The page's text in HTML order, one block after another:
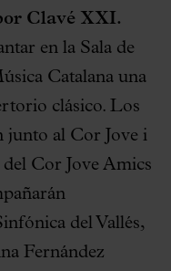
Clavé XXI.
en la Sala de
Catalana una
clásico. Los
junto al Cor Jove i
Cor Jove Amics
del Vallés,
Fernández